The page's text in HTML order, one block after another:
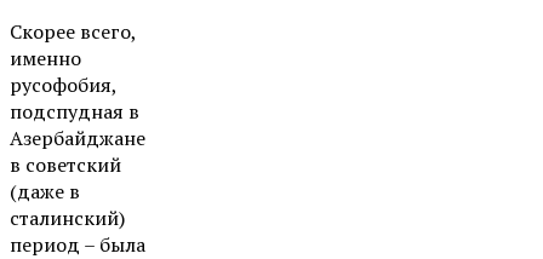
Скорее всего,
именно
русофобия,
подспудная в
Азербайджане
в советский
(даже в
сталинский)
период – была